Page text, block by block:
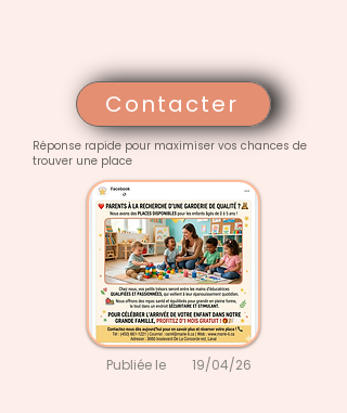
Contacter
Réponse rapide pour maximiser vos chances de
trouver une place
Publiée le 19/04/26